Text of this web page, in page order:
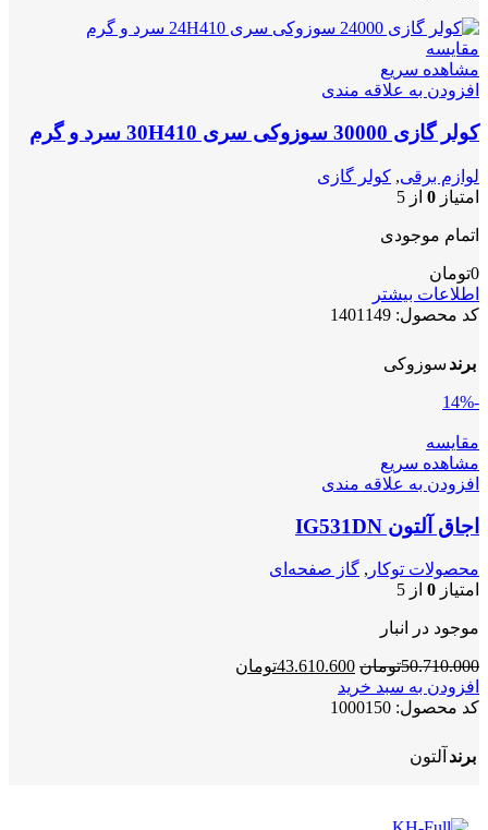
مقایسه
مشاهده سریع
افزودن به علاقه مندی
کولر گازی 30000 سوزوکی سری 30H410 سرد و گرم
لوازم برقی, کولر گازی
امتیاز 0 از 5
اتمام موجودی
0تومان
اطلاعات بیشتر
کد محصول: 1401149
برند سوزوکی
-14%
مقایسه
مشاهده سریع
افزودن به علاقه مندی
اجاق آلتون IG531DN
محصولات توکار , گاز صفحه‌ای
امتیاز 0 از 5
موجود در انبار
50.710.000تومان قیمت
اصلی
43.610.600تومان
افزودن به سبد خرید
کد محصول: 1000150
برند آلتون